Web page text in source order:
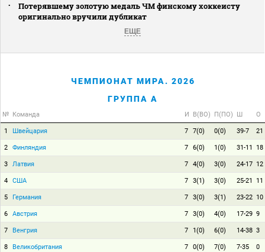
Потерявшему золотую медаль ЧМ финскому хоккеисту
оригинально вручили дубликат
ЕЩЕ
ЧЕМПИОНАТ МИРА. 2026
ГРУППА A
№ Команда И В(ВО) П(ПО) Ш О
1 Швейцария 7 7(0) 0(0) 39-7 21
2 Финляндия 7 6(0) 1(0) 31-11 18
3 Латвия 7 4(0) 3(0) 24-17 12
4 США 7 3(1) 3(0) 25-21 11
5 Германия 7 3(0) 3(1) 23-22 10
6 Австрия 7 3(0) 4(0) 17-29 9
7 Венгрия 7 1(0) 6(0) 14-38 3
8 Великобритания 7 0(0) 7(0) 7-35 0